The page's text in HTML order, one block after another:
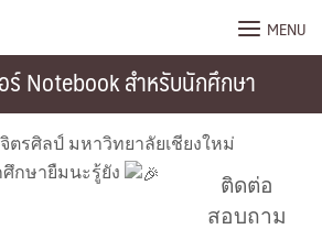
MENU
Notebook สำหรับนักศึกษา
ตรศิลป์ มหาวิทยาลัยเชียงใหม่
กษายืมนะรู้ยัง
ติดต่อ
สอบถาม